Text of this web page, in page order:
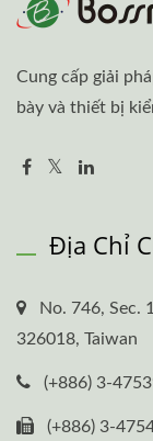
Cung cấp giải
bày và thiết bị
Địa Chỉ
No. 746, Sec.
326018, Taiwan
(+886) 3-
(+886) 3-